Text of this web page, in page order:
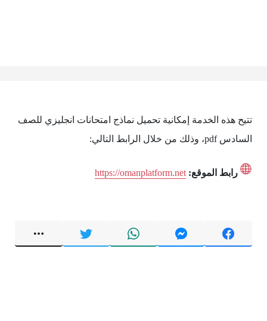
تتيح هذه الخدمة إمكانية تحميل نماذج امتحانات انجليزي للصف
السادس pdf، وذلك من خلال الرابط التالي:
رابط الموقع: https://omanplatform.net